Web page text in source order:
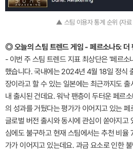
▲ 스팀 이용자 통계 순위 (자
◎ 오늘의 스팀 트렌드 게임 - 페르소나5: 더
- 이번 주 스팀 트렌드 지표 최상단은 '페르
했습니다. 국내에는 2024년 4월 18일 정식
장이라고 할 수 있는 일본에는 최근까지도
내 출시된 건데요. 워낙 팬층이 두터운 페르
의 성과를 거뒀다는 평가가 이어지고 있는 페
글로벌 버전 출시와 동시에 관심이 쏟아지고
심에도 불구하고 현재 스팀에서는 추천 비
가가 이어지고 있는데요. 과금 요소로 인한